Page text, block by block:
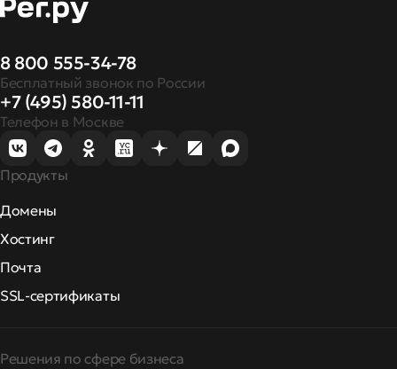
8 800 555-34-78
Бесплатный звонок по России
+7 (495) 580-11-11
Телефон в Москве
Продукты
Домены
Хостинг
Почта
SSL-сертификаты
Решения по сфере бизнеса